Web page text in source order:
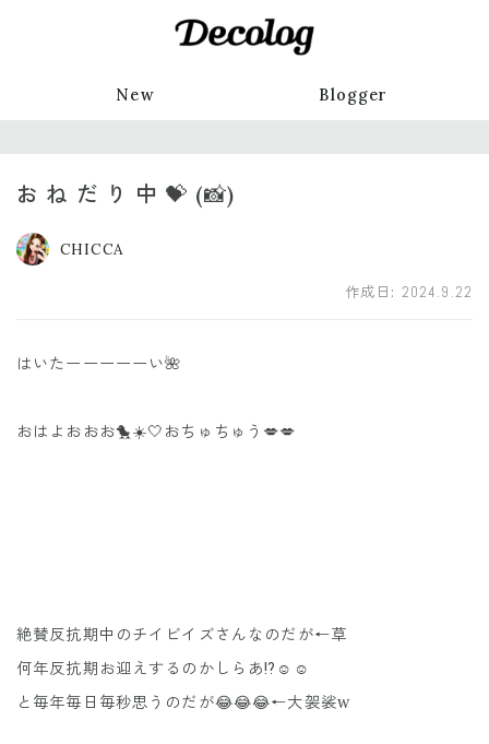
New Blogger
お ね だ り 中 💝 (📸)
CHICCA
作成日: 2024.9.22
はいたーーーーーい🌺
おはよおおお🐤☀️🤍おちゅちゅう💋💋
絶賛反抗期中のチイビイズさんなのだが←草
何年反抗期お迎えするのかしらあ⁉️☺️☺️
と毎年毎日毎秒思うのだが😂😂😂←大袈裟w